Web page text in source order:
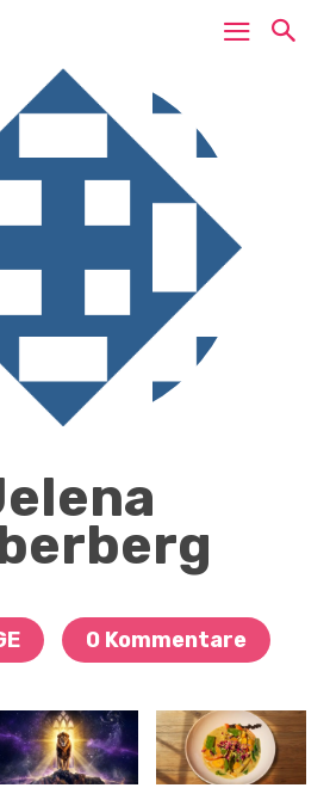
0 Kommentare